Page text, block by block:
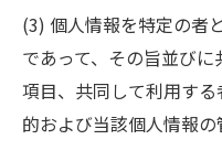
(3) 個人情報を特定の者
であって、その旨並び
項目、共同して利用す
的および当該個人情報